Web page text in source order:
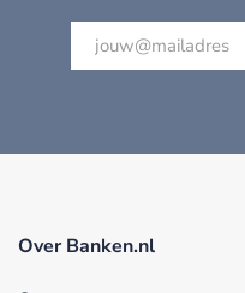
Over Banken.nl